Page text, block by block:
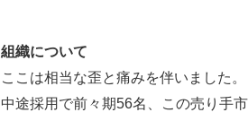
組織について
ここは相当な歪と痛みを伴いました。
中途採用で前々期56名、この売り手